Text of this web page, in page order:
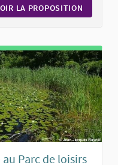
LA PROPOSITION
Parc de loisirs